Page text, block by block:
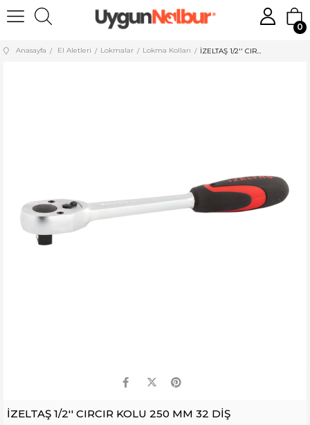
0
Anasayfa El Aletleri Lokmalar Lokma Kolları
İZELTAŞ 1/2'' CIRCIR KOLU 250 MM 32 DİŞ